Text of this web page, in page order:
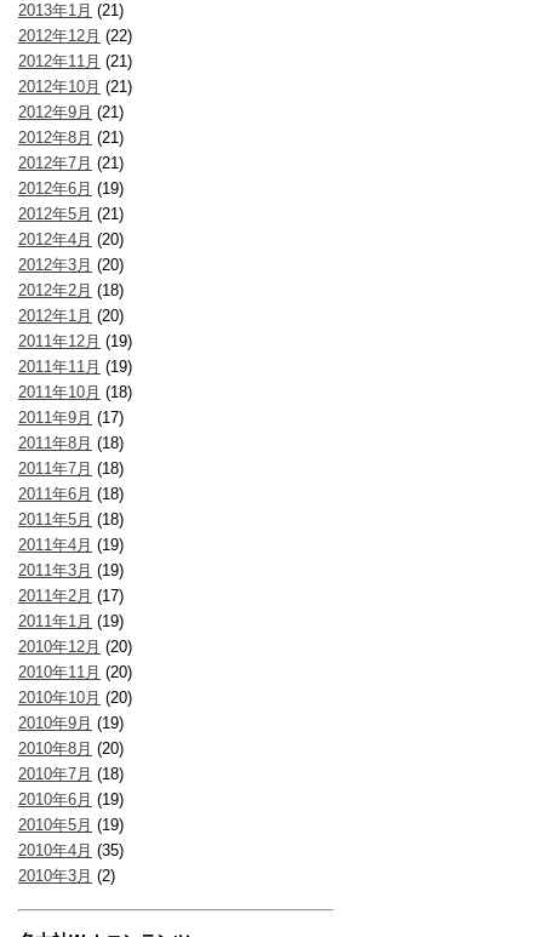
2013年1月 (21)
2012年12月 (22)
2012年11月 (21)
2012年10月 (21)
2012年9月 (21)
2012年8月 (21)
2012年7月 (21)
2012年6月 (19)
2012年5月 (21)
2012年4月 (20)
2012年3月 (20)
2012年2月 (18)
2012年1月 (20)
2011年12月 (19)
2011年11月 (19)
2011年10月 (18)
2011年9月 (17)
2011年8月 (18)
2011年7月 (18)
2011年6月 (18)
2011年5月 (18)
2011年4月 (19)
2011年3月 (19)
2011年2月 (17)
2011年1月 (19)
2010年12月 (20)
2010年11月 (20)
2010年10月 (20)
2010年9月 (19)
2010年8月 (20)
2010年7月 (18)
2010年6月 (19)
2010年5月 (19)
2010年4月 (35)
2010年3月 (2)